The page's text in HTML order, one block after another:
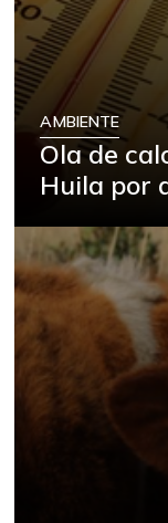
AMBIENTE
Ola de
Huila por